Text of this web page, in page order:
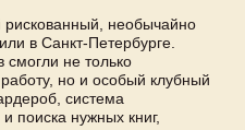
необычайно
в Санкт-Петербурге.
смогли не только
работу, но и особый клубный
система
поиска нужных книг,